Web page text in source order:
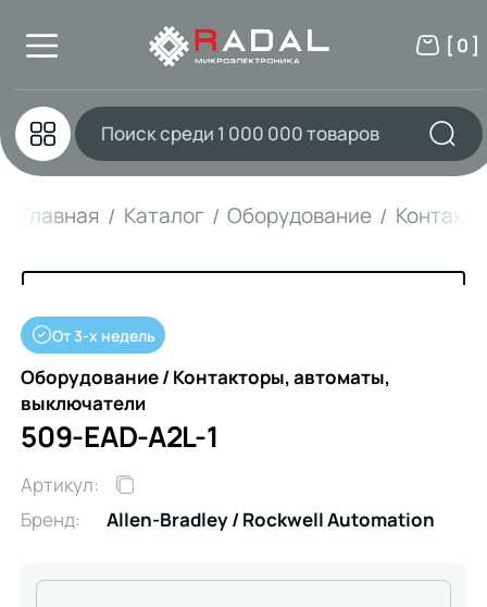
[ 0 ]
Главная Каталог Оборудование
От 3-х недель
Оборудование / Контакторы, автоматы,
выключатели
509-EAD-A2L-1
Артикул:
Бренд:
Allen-Bradley / Rockwell Automation